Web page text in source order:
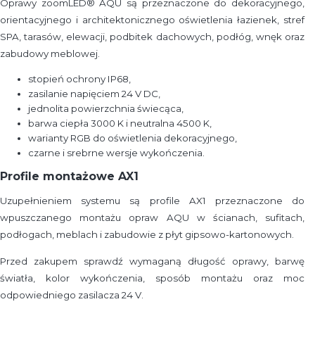
Oprawy zoomLED® AQU są przeznaczone do dekoracyjnego,
orientacyjnego i architektonicznego oświetlenia łazienek, stref
SPA, tarasów, elewacji, podbitek dachowych, podłóg, wnęk oraz
zabudowy meblowej.
stopień ochrony IP68,
zasilanie napięciem 24 V DC,
jednolita powierzchnia świecąca,
barwa ciepła 3000 K i neutralna 4500 K,
warianty RGB do oświetlenia dekoracyjnego,
czarne i srebrne wersje wykończenia.
Profile montażowe AX1
Uzupełnieniem systemu są profile AX1 przeznaczone do
wpuszczanego montażu opraw AQU w ścianach, sufitach,
podłogach, meblach i zabudowie z płyt gipsowo-kartonowych.
Przed zakupem sprawdź wymaganą długość oprawy, barwę
światła, kolor wykończenia, sposób montażu oraz moc
odpowiedniego zasilacza 24 V.